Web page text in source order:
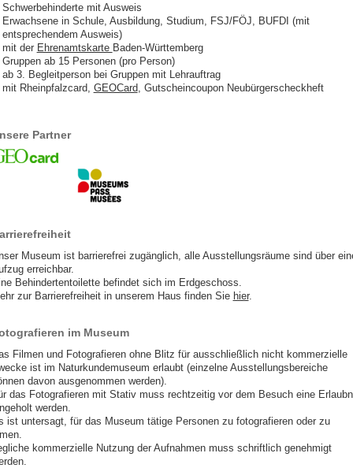
Schwerbehinderte mit Ausweis
Erwachsene in Schule, Ausbildung, Studium, FSJ/FÖJ, BUFDI (mit
entsprechendem Ausweis)
mit der Ehrenamtskarte Baden-Württemberg
Gruppen ab 15 Personen (pro Person)
ab 3. Begleitperson bei Gruppen mit Lehrauftrag
mit Rheinpfalzcard, GEOCard , Gutscheincoupon Neubürgerscheckheft
Partner
Museum ist barrierefrei zugänglich, alle Ausstellungsräume sind über
erreichbar.
Behindertentoilette befindet sich im Erdgeschoss.
zur Barrierefreiheit in unserem Haus finden Sie hier.
im Museum
Filmen und Fotografieren ohne Blitz für ausschließlich nicht kommerzielle
ist im Naturkundemuseum erlaubt (einzelne Ausstellungsbereiche
davon ausgenommen werden).
das Fotografieren mit Stativ muss rechtzeitig vor dem Besuch eine
werden.
ist untersagt, für das Museum tätige Personen zu fotografieren oder zu
kommerzielle Nutzung der Aufnahmen muss schriftlich genehmigt